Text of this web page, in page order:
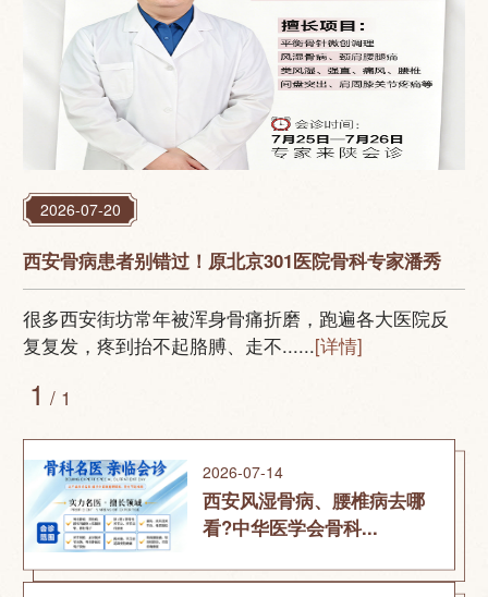
2026-07-20
西安骨病患者别错过！原北京301医院骨科专家潘秀
很多西安街坊常年被浑身骨痛折磨，跑遍各大医院反
复复发，疼到抬不起胳膊、走不......[详情]
1 / 1
2026-07-14
西安风湿骨病、腰椎病去哪
看?中华医学会骨科...